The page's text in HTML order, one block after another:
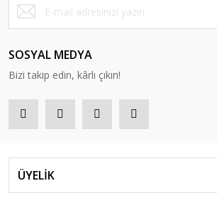
SOSYAL MEDYA
Bizi takip edin, kârlı çıkın!
ÜYELİK